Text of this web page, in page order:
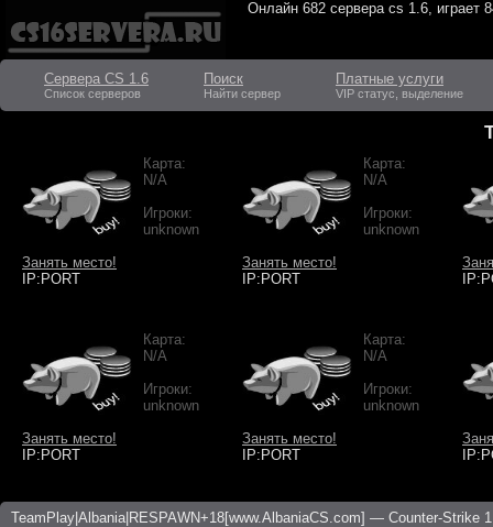
Онлайн 682 сервера cs 1.6, играет
Сервера CS 1.6
Список серверов
Поиск
Найти сервер
Платные услуги
VIP статус, выделение
Карта:
N/A
Игроки:
unknown
Занять место!
IP:PORT
Карта:
N/A
Игроки:
unknown
Занять место!
IP:PORT
Карта:
N/A
Игроки:
unknown
Занять место!
IP:PORT
Карта:
N/A
Игроки:
unknown
Занять место!
IP:PORT
TeamPlay|Albania|RESPAWN+18[www.AlbaniaCS.com] — Counter-Strike